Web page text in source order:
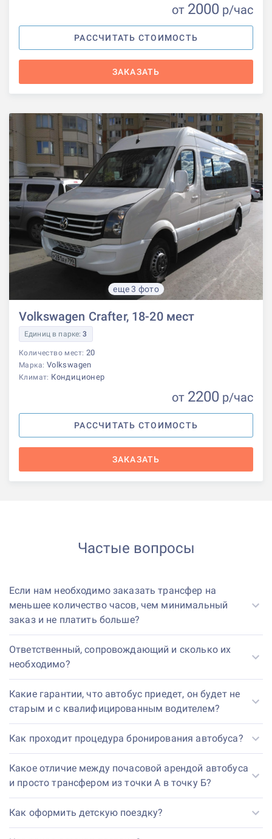
от 2000 р/час
РАССЧИТАТЬ СТОИМОСТЬ
ЗАКАЗАТЬ
еще 3 фото
Volkswagen Crafter, 18-20 мест
Единиц в парке:3
Количество мест: 20
Марка: Volkswagen
Климат: Кондиционер
от 2200 р/час
РАССЧИТАТЬ СТОИМОСТЬ
ЗАКАЗАТЬ
Частые вопросы
Если нам необходимо заказать трансфер на
меньшее количество часов, чем минимальный
заказ и не платить больше?
Ответственный, сопровождающий и сколько их
необходимо?
Какие гарантии, что автобус приедет, он будет не
старым и с квалифицированным водителем?
Как проходит процедура бронирования автобуса?
Какое отличие между почасовой арендой автобуса
и просто трансфером из точки А в точку Б?
Как оформить детскую поездку?